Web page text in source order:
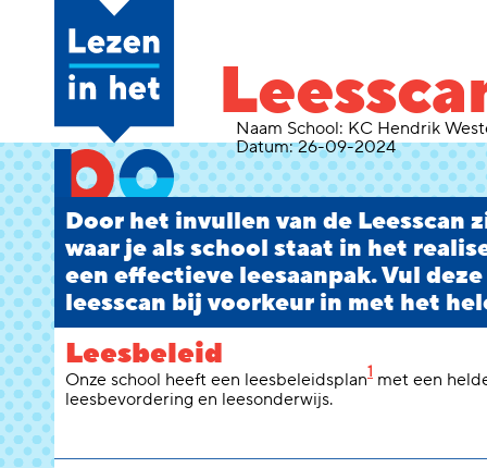
Naam School: KC Hendrik
Datum:26-09-2024
Door het invullen van de Leesscan
waar je als school staat in het
een effectieve leesaanpak. Vul deze
leesscan bij voorkeur in met het
Leesbeleid
Onze school heeft een leesbeleidsplan1 met een
leesbevordering en leesonderwijs.